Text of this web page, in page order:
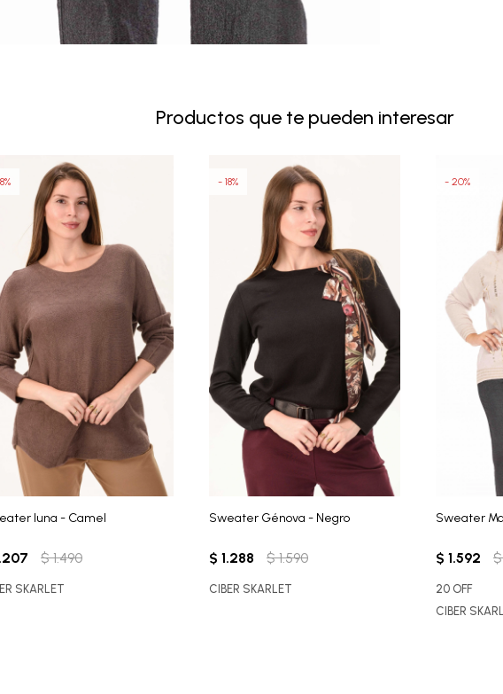
Productos que te pueden interesar
luna - Camel
$ 1.490
SKARLET
Sweater Génova - Negro
$ 1.288 $ 1.590
18
CIBER SKARLET
Sweater
$ 1.592 $
20
20 OFF
CIBER